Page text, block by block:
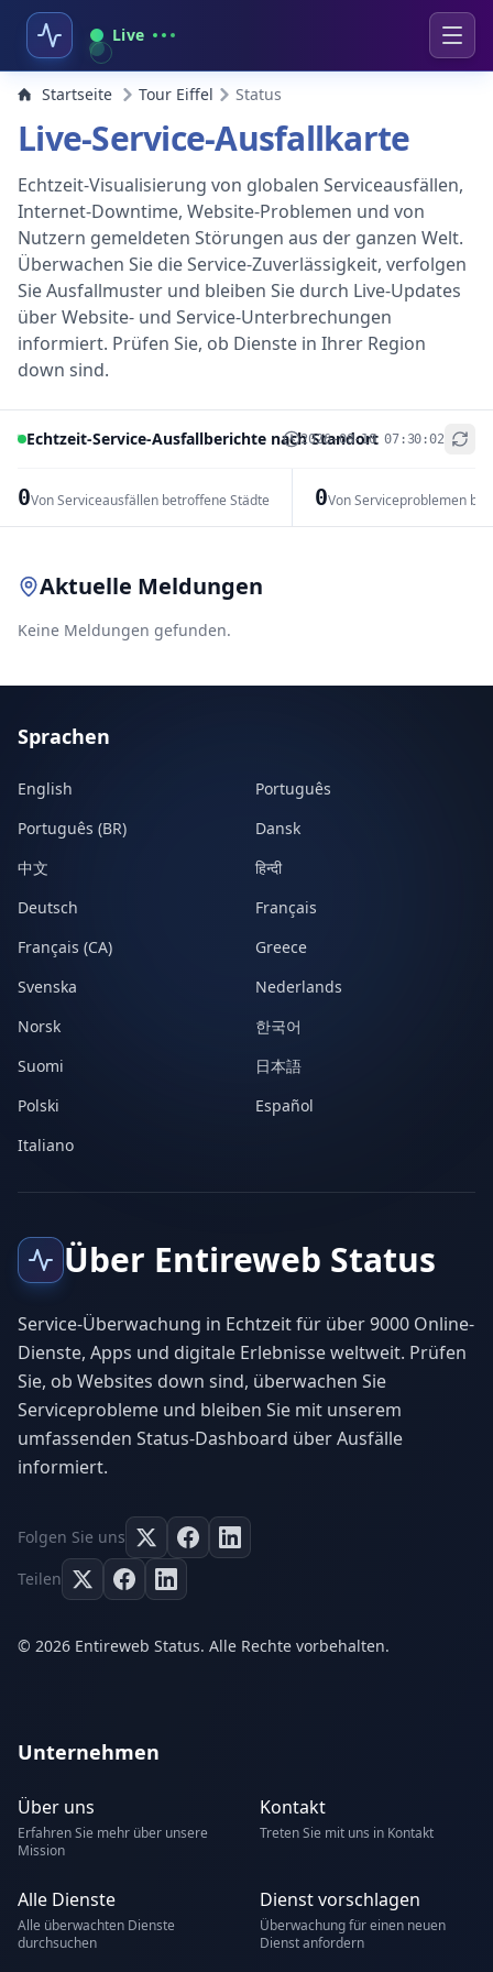
Live
Startseite Tour Eiffel Status
Live-Service-Ausfallkarte
Echtzeit-Visualisierung von globalen Serviceausfällen,
Internet-Downtime, Website-Problemen und von
Nutzern gemeldeten Störungen aus der ganzen Welt.
Überwachen Sie die Service-Zuverlässigkeit, verfolgen
Sie Ausfallmuster und bleiben Sie durch Live-Updates
über Website- und Service-Unterbrechungen
informiert. Prüfen Sie, ob Dienste in Ihrer Region
down sind.
Echtzeit-Service-Ausfallberichte nach Standort
2026-08-10 07:30:02
0Von Serviceausfällen betroffene Städte 0Von Serviceproblemen
+
Aktuelle Meldungen
Keine Meldungen gefunden.
Sprachen
English
Português
Português (BR)
Dansk
中文
हिन्दी
Deutsch
Français
Français (CA)
Greece
Svenska
Nederlands
Norsk
한국어
Suomi
日本語
Polski
Español
Italiano
Über Entireweb Status
Service-Überwachung in Echtzeit für über 9000 Online-
Dienste, Apps und digitale Erlebnisse weltweit. Prüfen
Sie, ob Websites down sind, überwachen Sie
Serviceprobleme und bleiben Sie mit unserem
umfassenden Status-Dashboard über Ausfälle
informiert.
Folgen Sie uns
Teilen
© 2026 Entireweb Status. Alle Rechte vorbehalten.
Unternehmen
Über uns
Erfahren Sie mehr über unsere
Mission
Kontakt
Treten Sie mit uns in Kontakt
Alle Dienste
Alle überwachten Dienste
durchsuchen
Dienst vorschlagen
Überwachung für einen neuen
Dienst anfordern